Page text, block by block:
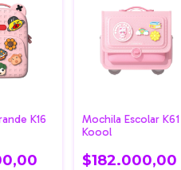
K16
Mochila Escolar K61
Koool
$182.000,00